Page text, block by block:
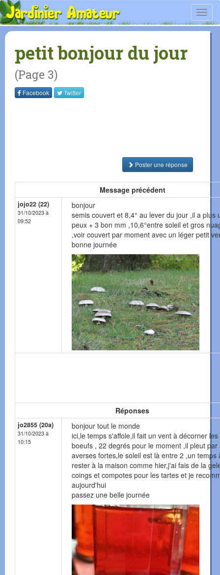
petit bonjour du jour
(Page 3)
Facebook Twitter
Poster une réponse
Message précédent
jojo22 (22)
31/10/2023 à
09:52
bonjour
semis couvert et 8,4° au lever du jour ,il a plus
peux + 3 bon mm ,10,6°entre soleil et gros
,voir couvert par moment avec un léger petit
bonne journée
Réponses
jo2855 (20a)
31/10/2023 à
10:15
bonjour tout le monde
ici,le temps s'affole,il fait un vent à décorner les
boeufs , 22 degrés pour le moment ,il pleut par
averses fortes,le soleil est là entre 2 ,un temps
rester à la maison comme hier,j'ai fais de la
coings et compotes pour les tartes et je
aujourd'hui
passez une belle journée